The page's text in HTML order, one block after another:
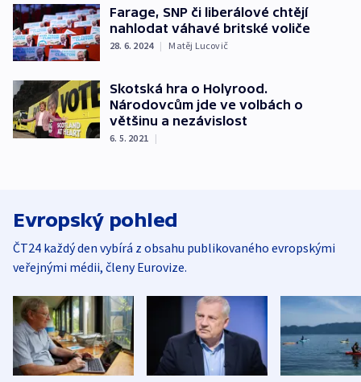
Farage, SNP či liberálové chtějí
nahlodat váhavé britské voliče
28. 6. 2024 | Matěj Lucovič
Skotská hra o Holyrood.
Národovcům jde ve volbách o
většinu a nezávislost
6. 5. 2021 |
Evropský pohled
ČT24 každý den vybírá z obsahu publikovaného evropskými
veřejnými médii, členy Eurovize.